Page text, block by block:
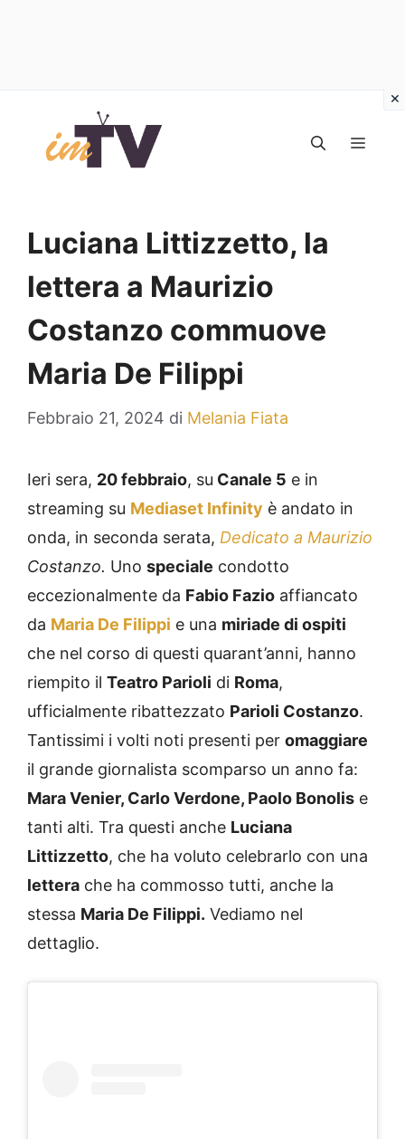
contenuto
Luciana Littizzetto, la
lettera a Maurizio
Costanzo commuove
Maria De Filippi
Febbraio 21, 2024 di Melania Fiata
Ieri sera, 20 febbraio, su Canale 5 e in
streaming su Mediaset Infinity è andato in
onda, in seconda serata, Dedicato a Maurizio
Costanzo. Uno speciale condotto
eccezionalmente da Fabio Fazio affiancato
da Maria De Filippi e una miriade di ospiti
che nel corso di questi quarant’anni, hanno
riempito il Teatro Parioli di Roma,
ufficialmente ribattezzato Parioli Costanzo.
Tantissimi i volti noti presenti per omaggiare
il grande giornalista scomparso un anno fa:
Mara Venier, Carlo Verdone, Paolo Bonolis e
tanti alti. Tra questi anche Luciana
Littizzetto, che ha voluto celebrarlo con una
lettera che ha commosso tutti, anche la
stessa Maria De Filippi. Vediamo nel
dettaglio.